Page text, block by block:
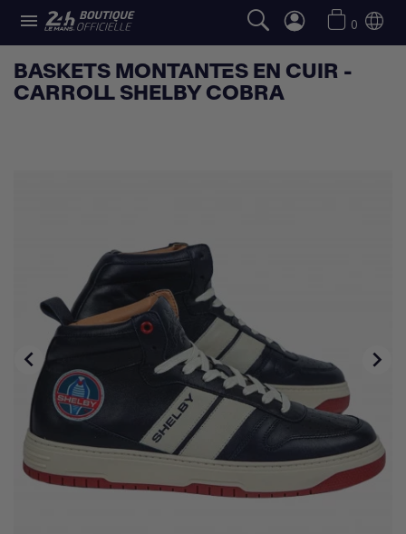
 0
BASKETS MONTANTES EN CUIR -
CARROLL SHELBY COBRA
 